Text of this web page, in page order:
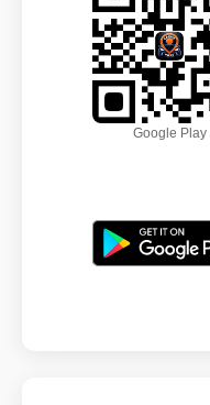
Google Play